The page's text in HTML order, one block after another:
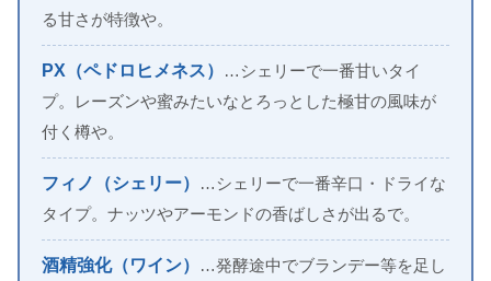
る甘さが特徴や。
PX（ペドロヒメネス）
…シェリーで一番甘いタイ
プ。レーズンや蜜みたいなとろっとした極甘の風味が
付く樽や。
フィノ（シェリー）
…シェリーで一番辛口・ドライな
タイプ。ナッツやアーモンドの香ばしさが出るで。
酒精強化（ワイン）
…発酵途中でブランデー等を足し